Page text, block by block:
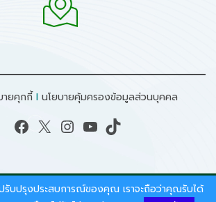
ายคุกกี้ I นโยบายคุ้มครองข้อมูลส่วนบุคคล
Facebook X Instagram YouTube TikTok
2026 - สำนักงานนโยบายและแผน
รับปรุงประสบการณ์ของคุณ เราจะถือว่าคุณรับได้